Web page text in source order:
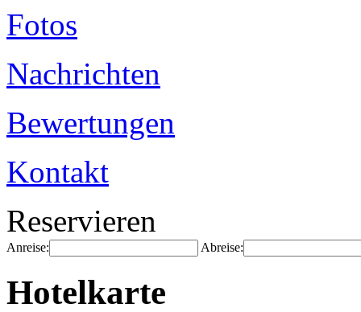
Fotos
Nachrichten
Bewertungen
Kontakt
Reservieren
Anreise: Abreise:
Hotelkarte